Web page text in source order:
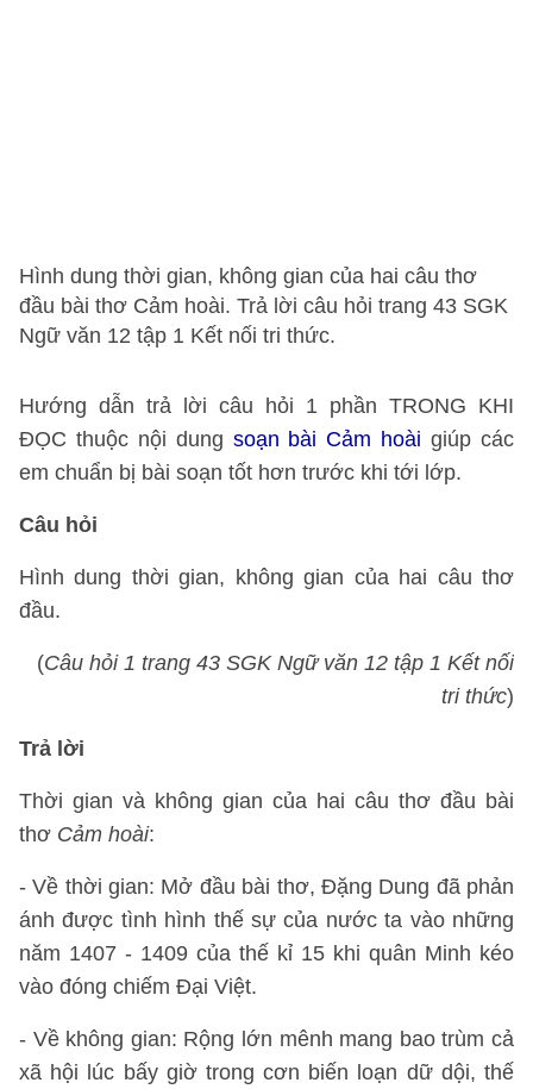
Hình dung thời gian, không gian của hai câu thơ
đầu bài thơ Cảm hoài. Trả lời câu hỏi trang 43 SGK
Ngữ văn 12 tập 1 Kết nối tri thức.
Hướng dẫn trả lời câu hỏi 1 phần TRONG KHI
ĐỌC thuộc nội dung soạn bài Cảm hoài giúp các
em chuẩn bị bài soạn tốt hơn trước khi tới lớp.
Câu hỏi
Hình dung thời gian, không gian của hai câu thơ
đầu.
(Câu hỏi 1 trang 43 SGK Ngữ văn 12 tập 1 Kết nối
tri thức)
Trả lời
Thời gian và không gian của hai câu thơ đầu bài
thơ Cảm hoài:
- Về thời gian: Mở đầu bài thơ, Đặng Dung đã phản
ánh được tình hình thế sự của nước ta vào những
năm 1407 - 1409 của thế kỉ 15 khi quân Minh kéo
vào đóng chiếm Đại Việt.
- Về không gian: Rộng lớn mênh mang bao trùm cả
xã hội lúc bấy giờ trong cơn biến loạn dữ dội, thế